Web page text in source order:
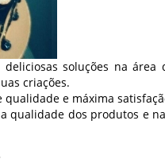
soluções na
criações.
e máxima
qualidade dos produtos e